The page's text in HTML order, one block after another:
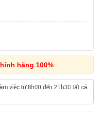
hãng 100%
việc từ 8h00 đến 21h30 tất cả